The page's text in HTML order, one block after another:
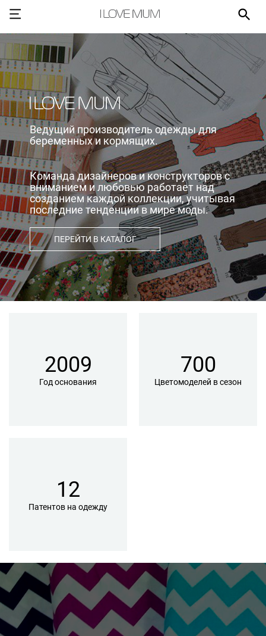
Ведущий производитель одежды для
беременных и кормящих.
Команда дизайнеров и конструкторов с
вниманием и любовью работает над
созданием каждой коллекции, учитывая
последние тенденции в мире моды.
ПЕРЕЙТИ В КАТАЛОГ
2009
Год основания
700
Цветомоделей в сезон
12
Патентов на одежду